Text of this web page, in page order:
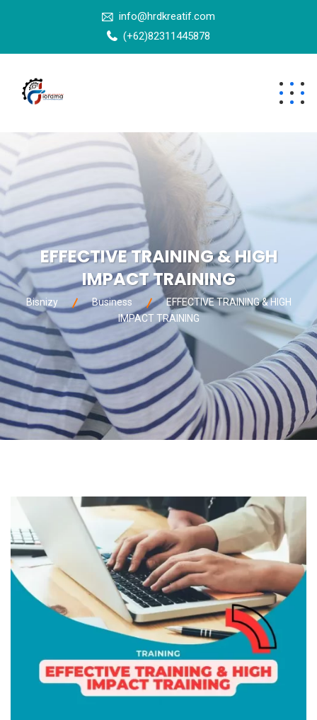
info@hrdkreatif.com
(+62)82311445878
EFFECTIVE TRAINING & HIGH
IMPACT TRAINING
Bisnizy Business
EFFECTIVE TRAINING & HIGH
IMPACT TRAINING